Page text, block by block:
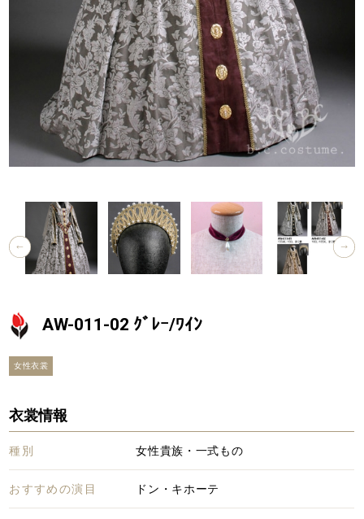
AW-011-02 ｸﾞﾚｰ/ﾜｲﾝ
女性衣裳
衣裳情報
種別 女性貴族・一式もの
おすすめの演目 ドン・キホーテ